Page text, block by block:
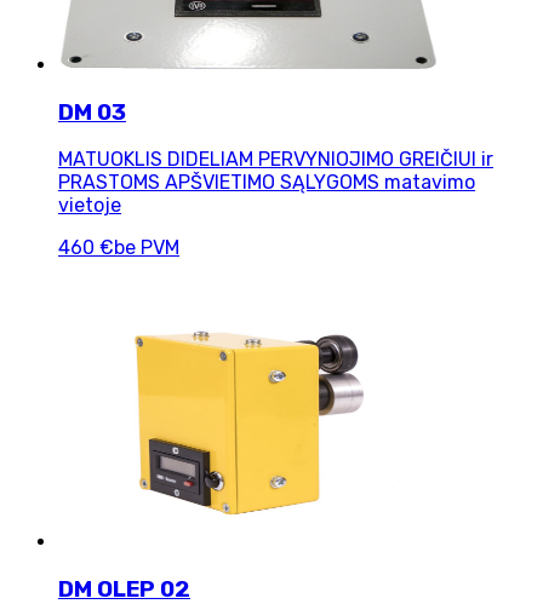
DM 03
MATUOKLIS DIDELIAM PERVYNIOJIMO GREIČIUI ir
PRASTOMS APŠVIETIMO SĄLYGOMS matavimo
vietoje
460 €be PVM
DM OLEP 02